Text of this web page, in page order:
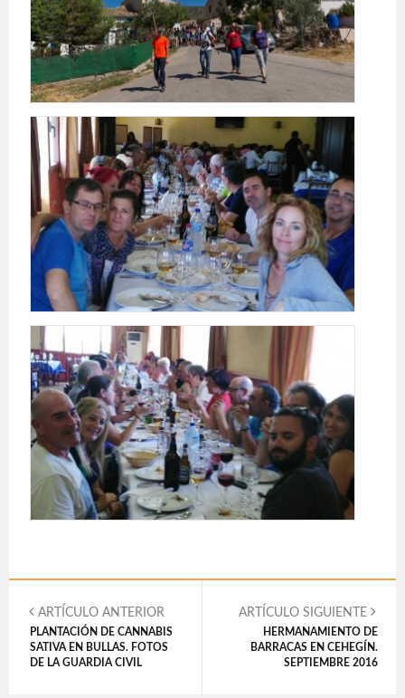
ARTÍCULO ANTERIOR
PLANTACIÓN DE CANNABIS
SATIVA EN BULLAS. FOTOS
DE LA GUARDIA CIVIL
ARTÍCULO SIGUIENTE
HERMANAMIENTO DE
BARRACAS EN CEHEGÍN.
SEPTIEMBRE 2016